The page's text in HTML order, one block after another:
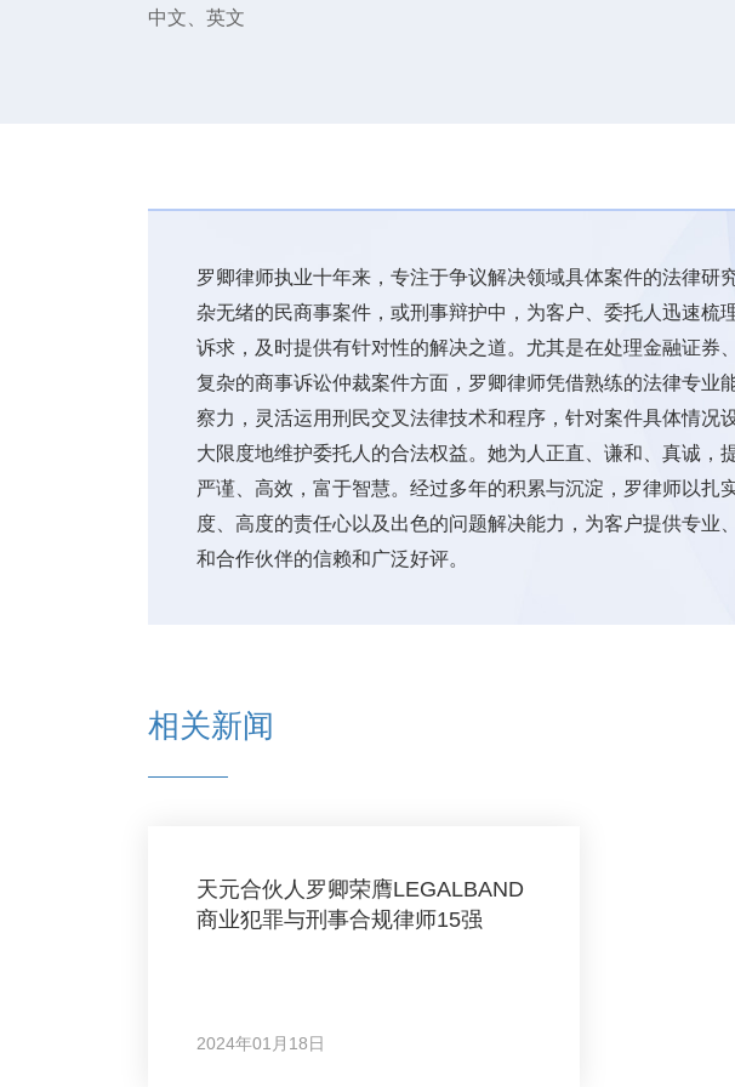
中文、英文
罗卿律师执业十年来，专注于争议解决领域具体案件的法律研
杂无绪的民商事案件，或刑事辩护中，为客户、委托人迅速梳
诉求，及时提供有针对性的解决之道。尤其是在处理金融证券
复杂的商事诉讼仲裁案件方面，罗卿律师凭借熟练的法律专业
察力，灵活运用刑民交叉法律技术和程序，针对案件具体情况
大限度地维护委托人的合法权益。她为人正直、谦和、真诚，
严谨、高效，富于智慧。经过多年的积累与沉淀，罗律师以扎
度、高度的责任心以及出色的问题解决能力，为客户提供专业
和合作伙伴的信赖和广泛好评。
相关新闻
天元合伙人罗卿荣膺LEGALBAND
商业犯罪与刑事合规律师15强
2024年01月18日